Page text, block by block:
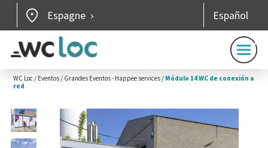
Espagne Español
WC Loc / Eventos / Grandes Eventos - Happee services / Módulo 14 WC de conexión a
red